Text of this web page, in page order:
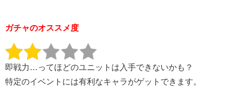
ガチャのオススメ度
即戦力…ってほどのユニットは入手できないかも？
特定のイベントには有利なキャラがゲットできます。